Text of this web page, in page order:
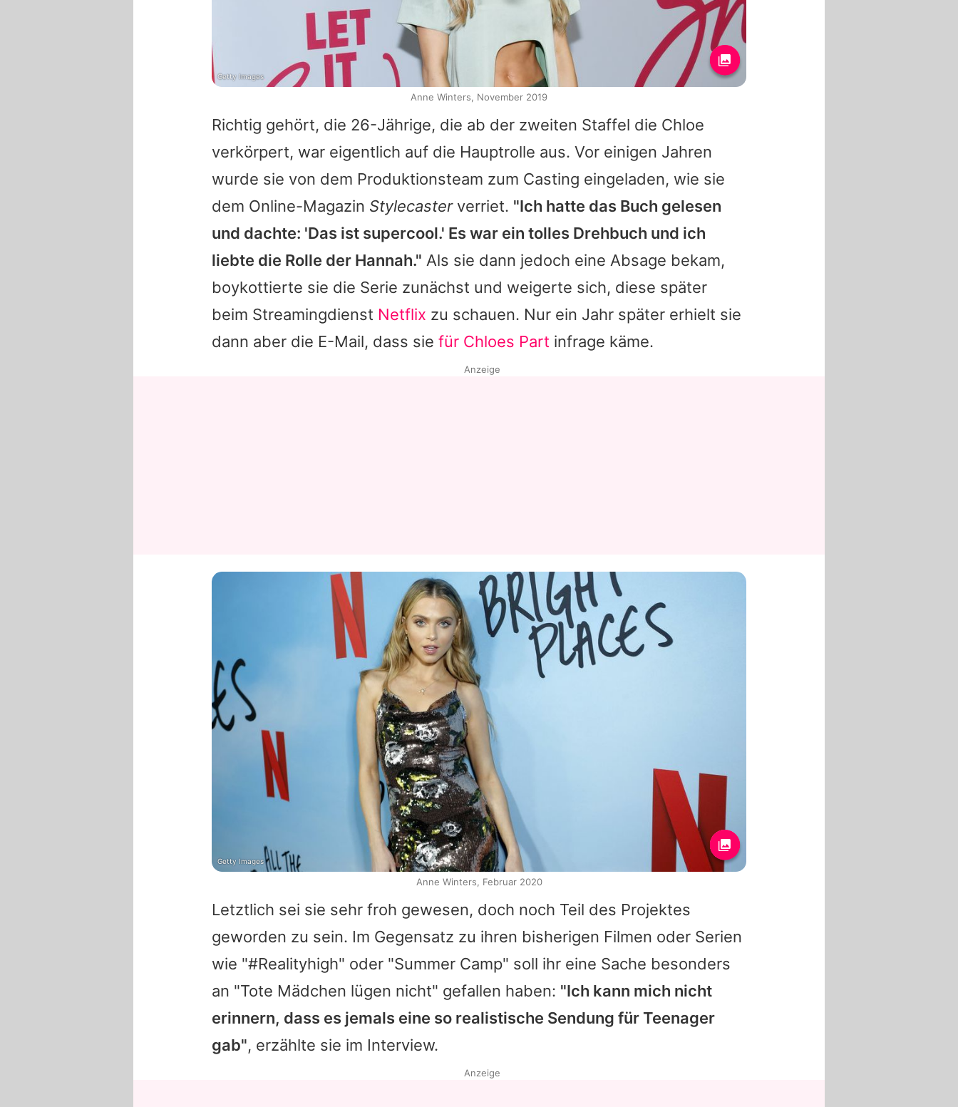
Richtig gehört, die 26-Jährige, die ab der zweiten Staffel die Chloe
verkörpert, war eigentlich auf die Hauptrolle aus. Vor einigen Jahren
wurde sie von dem Produktionsteam zum Casting eingeladen, wie sie
dem Online-Magazin Stylecasterverriet. "Ich hatte das Buch gelesen
und dachte: 'Das ist supercool.' Es war ein tolles Drehbuch und ich
liebte die Rolle der Hannah." Als sie dann jedoch eine Absage bekam,
boykottierte sie die Serie zunächst und weigerte sich, diese später
beim Streamingdienst Netflix zu schauen. Nur ein Jahr später erhielt sie
dann aber die E-Mail, dass sie für Chloes Part infrage käme.
Letztlich sei sie sehr froh gewesen, doch noch Teil des Projektes
geworden zu sein. Im Gegensatz zu ihren bisherigen Filmen oder Serien
wie "#Realityhigh" oder "Summer Camp" soll ihr eine Sache besonders
an "Tote Mädchen lügen nicht" gefallen haben: "Ich kann mich nicht
erinnern, dass es jemals eine so realistische Sendung für Teenager
gab", erzählte sie im Interview.
Getty Images
Anne Winters, November 2019
Anzeige
Getty Images
Anne Winters, Februar 2020
Anzeige